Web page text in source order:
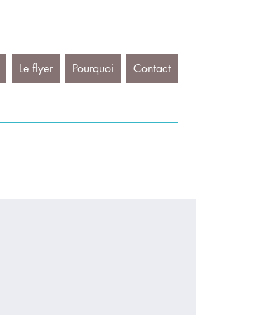
Le flyer Pourquoi Contact